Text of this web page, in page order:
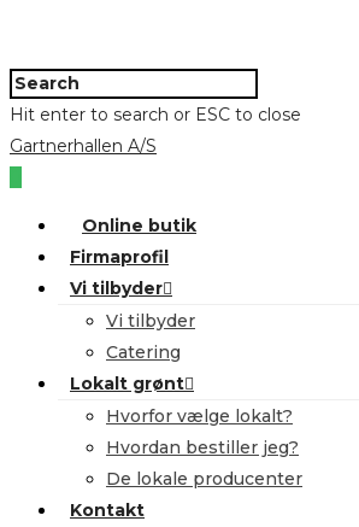
Hit enter to search or ESC to close
Gartnerhallen A/S
Online butik
Firmaprofil
Vi tilbyder
Vi tilbyder
Catering
Lokalt grønt
Hvorfor vælge lokalt?
Hvordan bestiller jeg?
De lokale producenter
Kontakt